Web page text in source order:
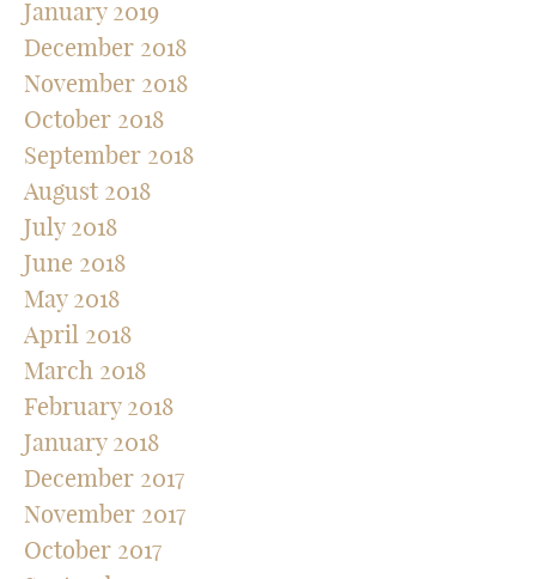
January 2019
December 2018
November 2018
October 2018
September 2018
August 2018
July 2018
June 2018
May 2018
April 2018
March 2018
February 2018
January 2018
December 2017
November 2017
October 2017